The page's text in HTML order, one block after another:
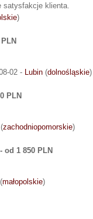
satysfakcje klienta.
)
02 - Lubin (dolnośląskie)
PLN
(zachodniopomorskie)
- od 1 850 PLN
małopolskie)